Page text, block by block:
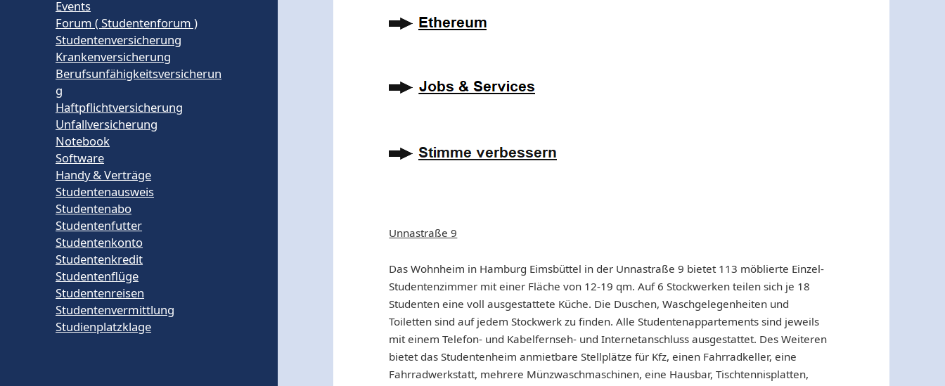
Events
Forum ( Studentenforum )
Studentenversicherung
Krankenversicherung
Berufsunfähigkeitsversicherun
g
Haftpflichtversicherung
Unfallversicherung
Notebook
Software
Handy & Verträge
Studentenausweis
Studentenabo
Studentenfutter
Studentenkonto
Studentenkredit
Studentenflüge
Studentenreisen
Studentenvermittlung
Studienplatzklage
Unnastraße 9
Das Wohnheim in Hamburg Eimsbüttel in der Unnastraße 9 bietet 113 möblierte Einzel-
Studentenzimmer mit einer Fläche von 12-19 qm. Auf 6 Stockwerken teilen sich je 18
Studenten eine voll ausgestattete Küche. Die Duschen, Waschgelegenheiten und
Toiletten sind auf jedem Stockwerk zu finden. Alle Studentenappartements sind jeweils
mit einem Telefon- und Kabelfernseh- und Internetanschluss ausgestattet. Des Weiteren
bietet das Studentenheim anmietbare Stellplätze für Kfz, einen Fahrradkeller, eine
Fahrradwerkstatt, mehrere Münzwaschmaschinen, eine Hausbar, Tischtennisplatten,